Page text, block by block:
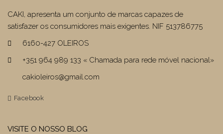
CAKI, apresenta um conjunto de marcas capazes de
satisfazer os consumidores mais exigentes. NIF 513786775
6160-427 OLEIROS
+351 964 989 133 « Chamada para rede móvel nacional»
cakioleiros@gmail.com
Facebook
VISITE O NOSSO BLOG